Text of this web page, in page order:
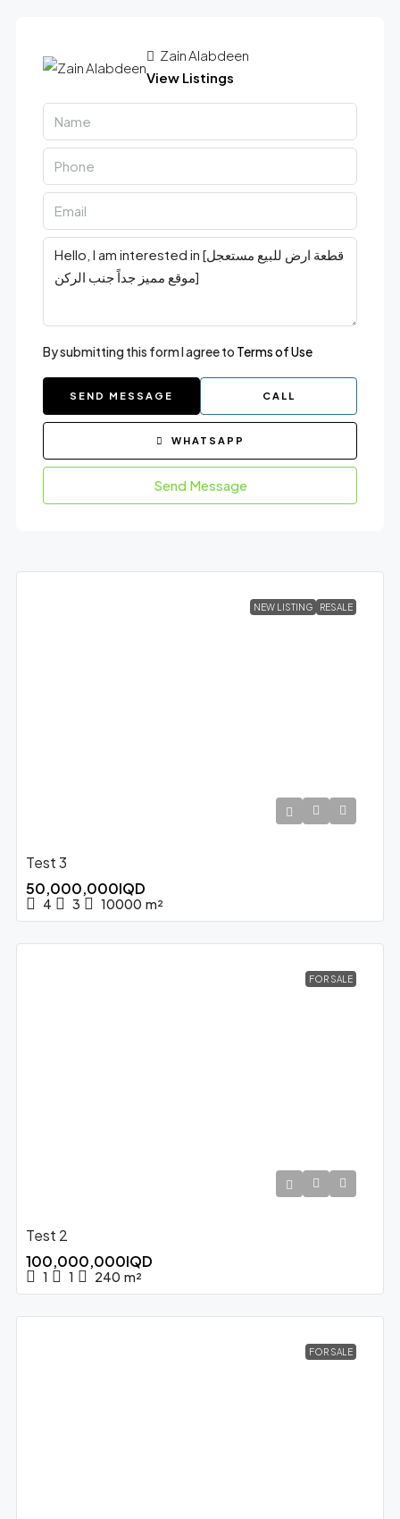
Zain Alabdeen
View Listings
By submitting this form I agree to Terms of Use
SEND MESSAGE CALL
WHATSAPP
Send Message
NEW LISTING RESALE
Test 3
50,000,000IQD
4 3 10000 m²
FOR SALE
Test 2
100,000,000IQD
1 1 240 m²
FOR SALE